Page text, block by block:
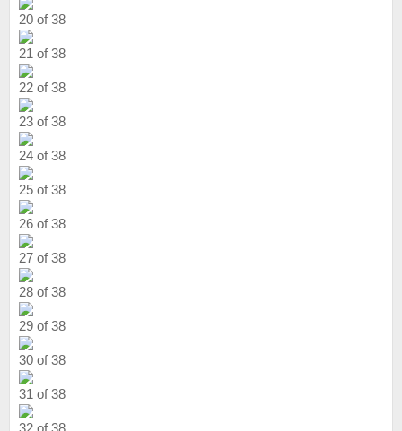
20 of 38
21 of 38
22 of 38
23 of 38
24 of 38
25 of 38
26 of 38
27 of 38
28 of 38
29 of 38
30 of 38
31 of 38
32 of 38